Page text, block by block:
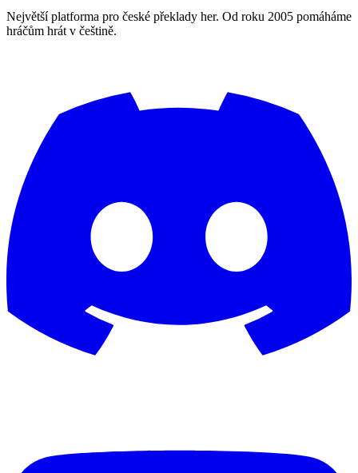
Největší platforma pro české překlady her. Od roku 2005 pomáháme
hráčům hrát v češtině.